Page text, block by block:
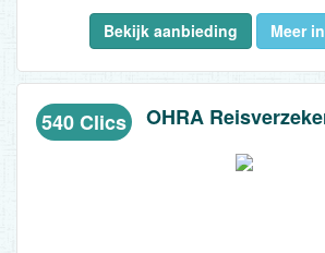
Bekijk aanbieding
Meer
540 Clics OHRA